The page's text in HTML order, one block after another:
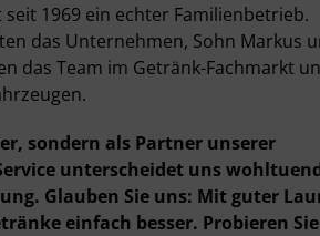
1969 ein echter Familienbetrieb.
das Unternehmen, Sohn Markus
das Team im Getränk-Fachmarkt
sondern als Partner unserer
unterscheidet uns
Glauben Sie uns: Mit guter
einfach besser. Probieren Sie